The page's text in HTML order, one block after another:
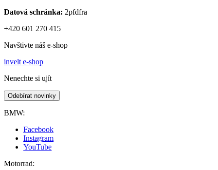
Datová schránka: 2pfdfra
+420 601 270 415
Navštivte náš e-shop
invelt e-shop
Nenechte si ujít
Odebírat novinky
BMW:
Facebook
Instagram
YouTube
Motorrad: